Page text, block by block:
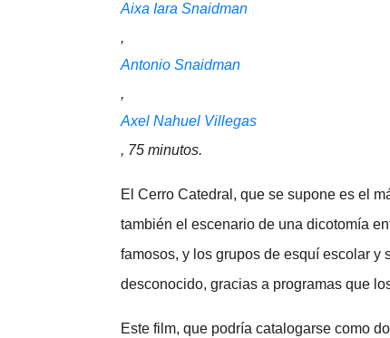
Aixa Iara Snaidman
,
Antonio Snaidman
,
Axel Nahuel Villegas
, 75 minutos.
El Cerro Catedral, que se supone es el
también el escenario de una dicotomía
famosos, y los grupos de esquí escolar
desconocido, gracias a programas que
Este film, que podría catalogarse como